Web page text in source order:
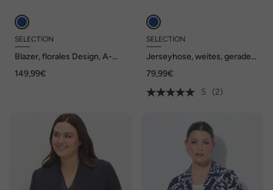
SELECTION
Blazer, florales Design, A-
149,99€
SELECTION
Jerseyhose, weites, gerades
79,99€
5
(2)